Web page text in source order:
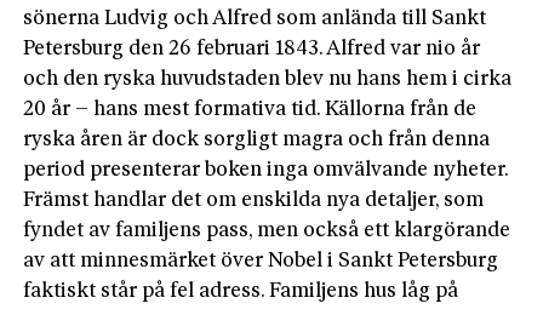
sönerna Ludvig och Alfred som anlända till Sankt
Petersburg den 26 februari 1843. Alfred var nio år
och den ryska huvudstaden blev nu hans hem i cirka
20 år – hans mest formativa tid. Källorna från de
ryska åren är dock sorgligt magra och från denna
period presenterar boken inga omvälvande nyheter.
Främst handlar det om enskilda nya detaljer, som
fyndet av familjens pass, men också ett klargörande
av att minnesmärket över Nobel i Sankt Petersburg
faktiskt står på fel adress. Familjens hus låg på